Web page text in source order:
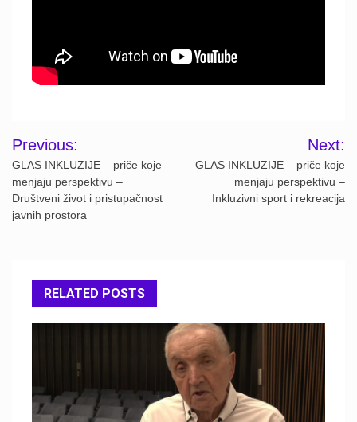
Post
navigation
Previous:
GLAS INKLUZIJE – priče koje
menjaju perspektivu –
Društveni život i pristupačnost
javnih prostora
Next:
GLAS INKLUZIJE – priče koje
menjaju perspektivu –
Inkluzivni sport i rekreacija
RELATED POSTS